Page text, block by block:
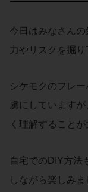
今日はみなさん
力やリスクを掘り
シケモクのフレ
虜にしています
く理解することが
自宅でのDIY方法
しながら楽しみま